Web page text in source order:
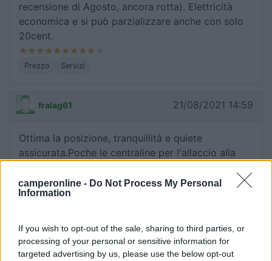
camperonline - Do Not Process My Personal
Information
If you wish to opt-out of the sale, sharing to third parties, or
processing of your personal or sensitive information for
targeted advertising by us, please use the below opt-out
recensione di Agosto, ancora rotta). Elettricità
economica e si può parzializzare anche con solo
20cent.
Prezzo Servizi
fralag61 21/08/2021 14:59
Ottima la posizione, tranquillità e quiete
assicurata.Poche le centraline per l'allaccio alla
Caratteristiche
wolfman71 28/08/2020 17:07